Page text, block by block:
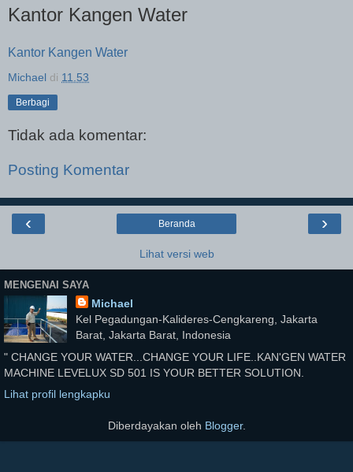
Kantor Kangen Water
Kantor Kangen Water
Michael di 11.53
Berbagi
Tidak ada komentar:
Posting Komentar
‹ ›
Beranda
Lihat versi web
MENGENAI SAYA
Michael
Kel Pegadungan-Kalideres-Cengkareng, Jakarta
Barat, Jakarta Barat, Indonesia
" CHANGE YOUR WATER...CHANGE YOUR LIFE..KAN'GEN WATER
MACHINE LEVELUX SD 501 IS YOUR BETTER SOLUTION.
Lihat profil lengkapku
Diberdayakan oleh Blogger.